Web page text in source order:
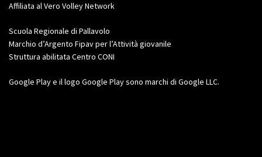
Affiliata al Vero Volley Network
Scuola Regionale di Pallavolo
Marchio d’Argento Fipav per l’Attività giovanile
Struttura abilitata Centro CONI
Google Play e il logo Google Play sono marchi di Google LLC.